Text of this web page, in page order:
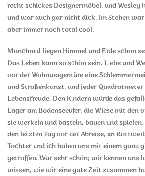
recht schickes Designermöbel, und Wesley
und war auch gar nicht dick. Im Stehen
aber immer noch total cool.
Manchmal liegen Himmel und Erde schon
Das Leben kann so schön sein. Liebe und
vor der Wohnwagentüre eine
und Straßenkunst, und jeder
Lebensfreude. Den Kindern würde das
Lager am Bodenseeufer, die Wiese mit den
sie werkeln und basteln, bauen und
den letzten Tag vor der Abreise, an
Tochter und ich haben uns mit einem ganz
getroffen. War sehr schön; wir kennen uns
wissen, wie wir eine gute Zeit zusammen